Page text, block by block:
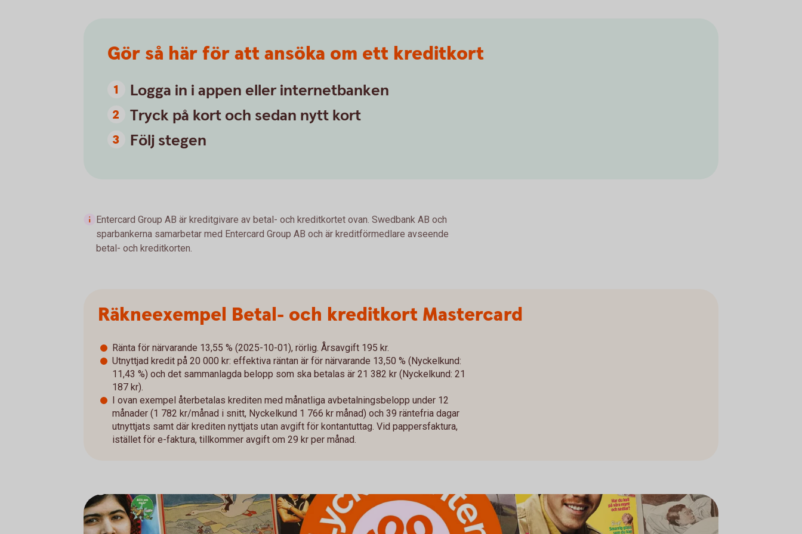
Gör så här för att ansöka om ett kreditkort
Logga in i appen eller internetbanken
Tryck på kort och sedan nytt kort
Följ stegen
Entercard Group AB är kreditgivare av betal- och kreditkortet ovan. Swedbank AB och
sparbankerna samarbetar med Entercard Group AB och är kreditförmedlare avseende
betal- och kreditkorten.
Räkneexempel Betal- och kreditkort Mastercard
Ränta för närvarande 13,55 % (2025-10-01), rörlig. Årsavgift 195 kr.
Utnyttjad kredit på 20 000 kr: effektiva räntan är för närvarande 13,50 % (Nyckelkund:
11,43 %) och det sammanlagda belopp som ska betalas är 21 382 kr (Nyckelkund: 21
187 kr).
I ovan exempel återbetalas krediten med månatliga avbetalningsbelopp under 12
månader (1 782 kr/månad i snitt, Nyckelkund 1 766 kr månad) och 39 räntefria dagar
utnyttjats samt där krediten nyttjats utan avgift för kontantuttag. Vid pappersfaktura,
istället för e-faktura, tillkommer avgift om 29 kr per månad.